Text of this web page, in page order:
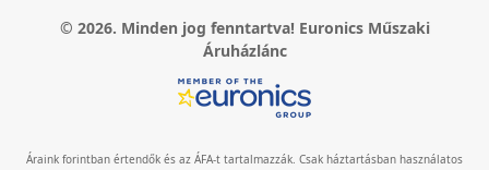
© 2026. Minden jog fenntartva! Euronics Műszaki
Áruházlánc
Áraink forintban értendők és az ÁFA-t tartalmazzák. Csak háztartásban használatos